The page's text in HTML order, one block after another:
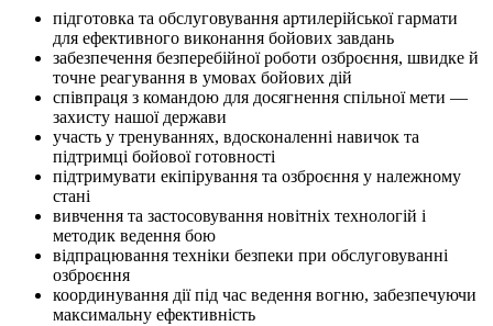
підготовка та обслуговування артилерійської гармати
для ефективного виконання бойових завдань
забезпечення безперебійної роботи озброєння, швидке й
точне реагування в умовах бойових дій
співпраця з командою для досягнення спільної мети —
захисту нашої держави
участь у тренуваннях, вдосконаленні навичок та
підтримці бойової готовності
підтримувати екіпірування та озброєння у належному
стані
вивчення та застосовування новітніх технологій і
методик ведення бою
відпрацювання техніки безпеки при обслуговуванні
озброєння
координування дії під час ведення вогню, забезпечуючи
максимальну ефективність